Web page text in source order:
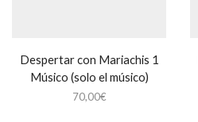
Despertar con Mariachis 1
Músico (solo el músico)
70,00€